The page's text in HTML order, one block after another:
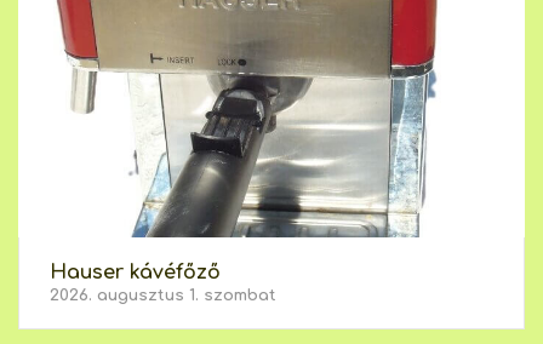
Hauser kávéfőző
2026. augusztus 1. szombat